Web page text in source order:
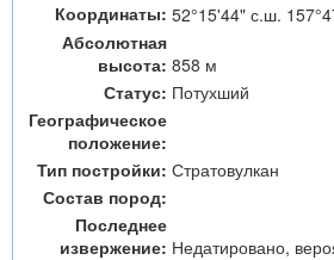
Координаты: 52°15'44" с.ш.
Абсолютная
высота: 858 м
Статус: Потухший
Географическое
положение:
Тип постройки: Стратовулкан
Состав пород:
Последнее
извержение: Недатировано,